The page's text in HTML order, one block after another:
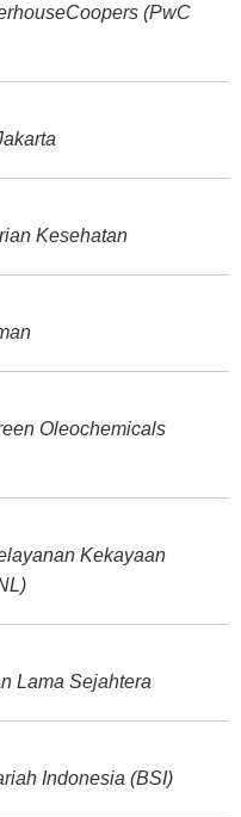
(PwC
Kesehatan
Oleochemicals
Kekayaan
Lama Sejahtera
Indonesia (BSI)